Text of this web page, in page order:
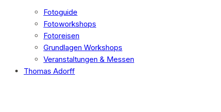
Fotoguide
Fotoworkshops
Fotoreisen
Grundlagen Workshops
Veranstaltungen & Messen
Thomas Adorff